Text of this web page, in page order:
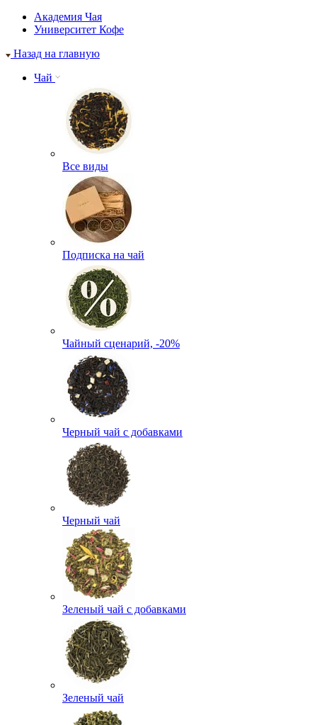
Академия Чая
Университет Кофе
Назад на главную
Чай
Все виды
Подписка на чай
Чайный сценарий, -20%
Черный чай с добавками
Черный чай
Зеленый чай с добавками
Зеленый чай